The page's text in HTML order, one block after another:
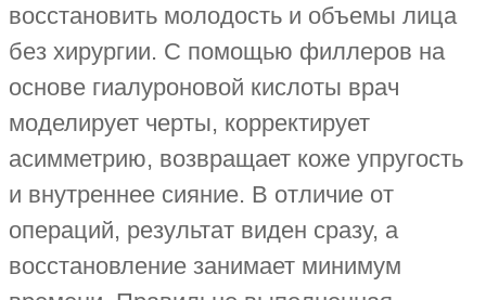
восстановить молодость и объемы лица
без хирургии. С помощью филлеров на
основе гиалуроновой кислоты врач
моделирует черты, корректирует
асимметрию, возвращает коже упругость
и внутреннее сияние. В отличие от
операций, результат виден сразу, а
восстановление занимает минимум